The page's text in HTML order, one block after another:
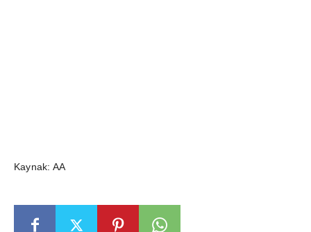
Kaynak: AA